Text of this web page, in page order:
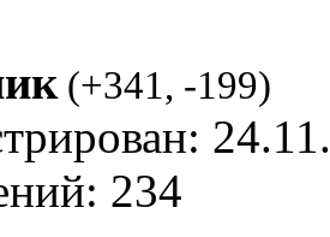
(+341, -199)
234